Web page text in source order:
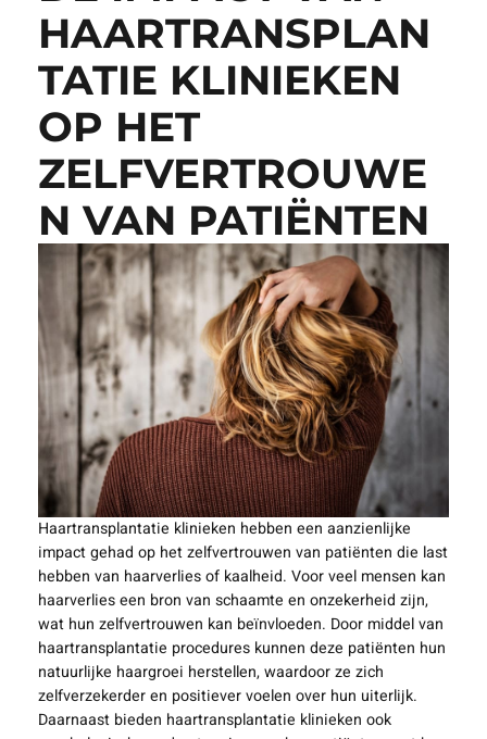
HAARTRANSPLAN
TATIE KLINIEKEN
OP HET
ZELFVERTROUWE
N VAN PATIËNTEN
Haartransplantatie klinieken hebben een aanzienlijke
impact gehad op het zelfvertrouwen van patiënten die last
hebben van haarverlies of kaalheid. Voor veel mensen kan
haarverlies een bron van schaamte en onzekerheid zijn,
wat hun zelfvertrouwen kan beïnvloeden. Door middel van
haartransplantatie procedures kunnen deze patiënten hun
natuurlijke haargroei herstellen, waardoor ze zich
zelfverzekerder en positiever voelen over hun uiterlijk.
Daarnaast bieden haartransplantatie klinieken ook